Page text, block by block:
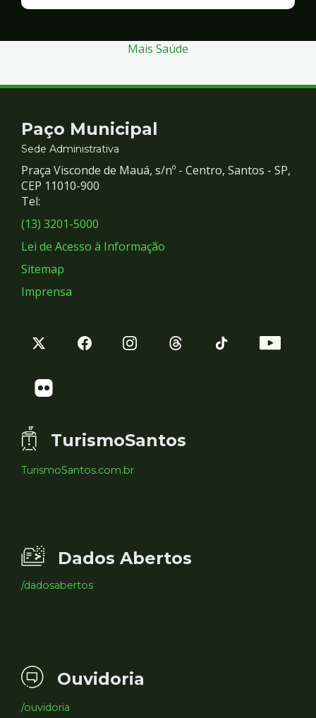
Mais Saúde
Contato
e
Redes
Sociais
Paço Municipal
Sede Administrativa
Praça Visconde de Mauá, s/nº - Centro, Santos - SP,
CEP 11010-900
Tel:
(13) 3201-5000
Lei de Acesso à Informação
Sitemap
Imprensa
TurismoSantos
TurismoSantos.com.br
Dados Abertos
/dadosabertos
Ouvidoria
/ouvidoria